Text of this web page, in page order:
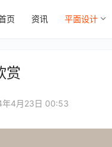
页 资讯 平面设计
赏
年4月23日 00:53